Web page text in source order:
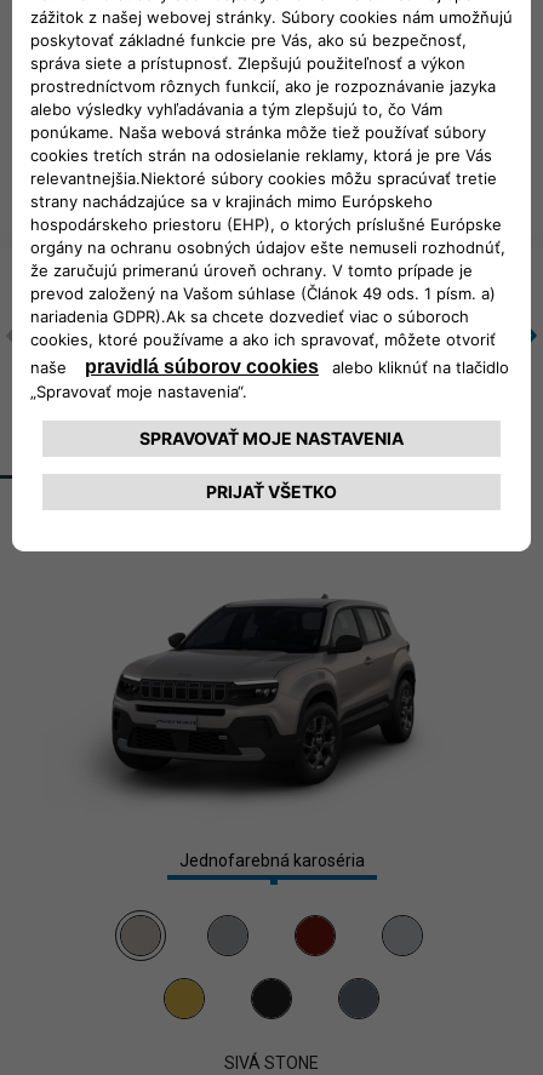
DEFINUJTE SVOJ ŠTÝL
LONGITUDE ALTITUDE
Jednofarebná karoséria
SIVÁ STONE